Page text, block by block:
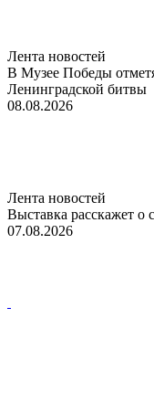
Лента новостей
В Музее Победы
Ленинградской битвы
08.08.2026
Лента новостей
Выставка расскажет о
07.08.2026